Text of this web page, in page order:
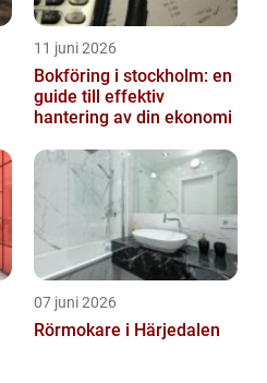
11 juni 2026
Bokföring i stockholm: en
guide till effektiv
hantering av din ekonomi
07 juni 2026
Rörmokare i Härjedalen